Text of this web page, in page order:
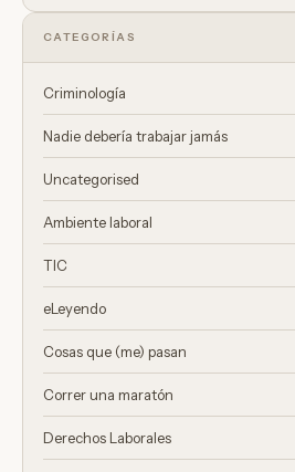
CATEGORÍAS
Criminología
Nadie debería trabajar jamás
Uncategorised
Ambiente laboral
TIC
eLeyendo
Cosas que (me) pasan
Correr una maratón
Derechos Laborales